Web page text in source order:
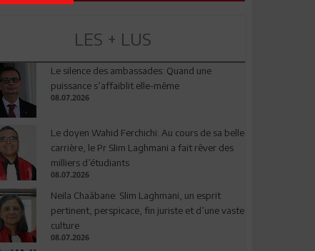
LES + LUS
Le silence des ambassades: Quand une
puissance s’affaiblit elle-même
08.07.2026
Le doyen Wahid Ferchichi: Au cours de sa belle
carrière, le Pr Slim Laghmani a fait rêver des
milliers d’étudiants
08.07.2026
Neila Chaâbane: Slim Laghmani, un esprit
pertinent, perspicace, fin juriste et d’une vaste
culture
08.07.2026